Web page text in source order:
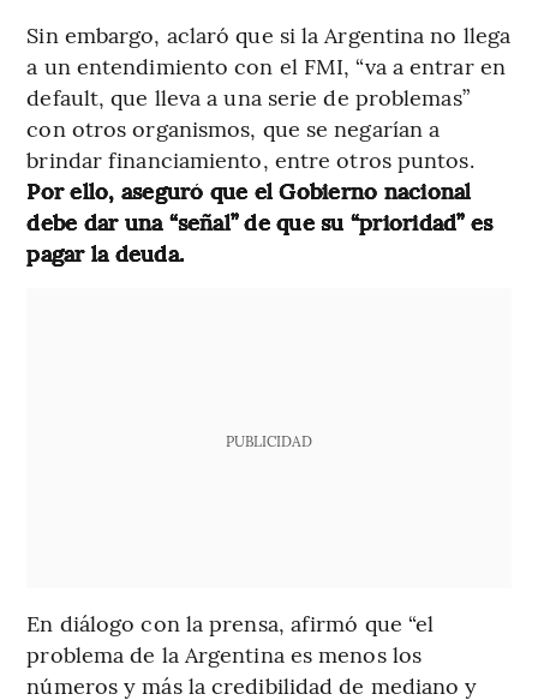
Sin embargo, aclaró que si la Argentina no llega
a un entendimiento con el FMI, “va a entrar en
default, que lleva a una serie de problemas”
con otros organismos, que se negarían a
brindar financiamiento, entre otros puntos.
Por ello, aseguró que el Gobierno nacional
debe dar una “señal” de que su “prioridad” es
pagar la deuda.
PUBLICIDAD
En diálogo con la prensa, afirmó que “el
problema de la Argentina es menos los
números y más la credibilidad de mediano y